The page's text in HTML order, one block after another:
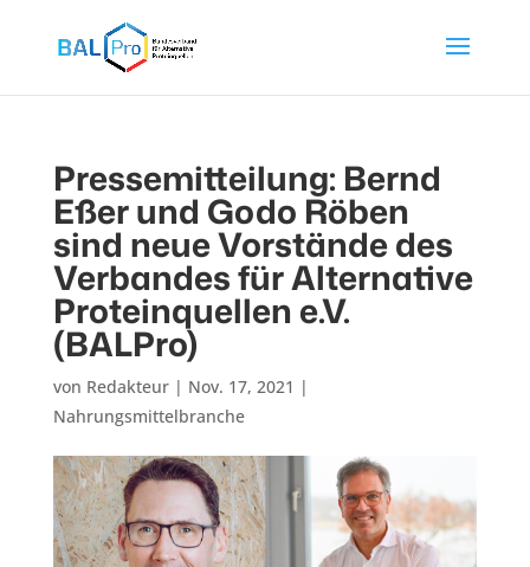
Pressemitteilung: Bernd
Eßer und Godo Röben
sind neue Vorstände des
Verbandes für Alternative
Proteinquellen e.V.
(BALPro)
von Redakteur| Nov. 17, 2021 |
Nahrungsmittelbranche